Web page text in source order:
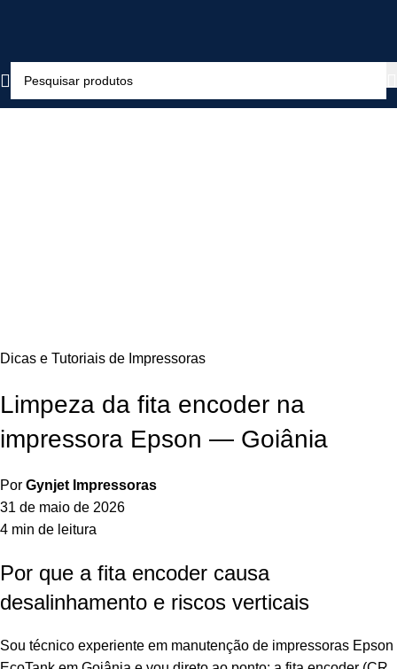
Dicas e Tutoriais de Impressoras
Limpeza da fita encoder na
impressora Epson — Goiânia
Por Gynjet Impressoras
31 de maio de 2026
4 min de leitura
Por que a fita encoder causa
desalinhamento e riscos verticais
Sou técnico experiente em manutenção de impressoras Epson